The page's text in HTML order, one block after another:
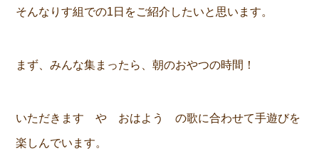
そんなりす組での1日をご紹介したいと思います。
まず、みんな集まったら、朝のおやつの時間！
いただきます や おはよう の歌に合わせて手遊びを
楽しんでいます。